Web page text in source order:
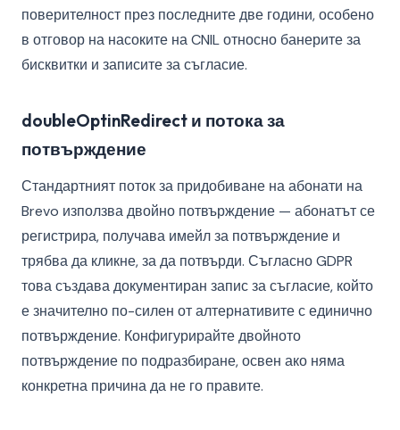
поверителност през последните две години, особено
в отговор на насоките на CNIL относно банерите за
бисквитки и записите за съгласие.
doubleOptinRedirect и потока за
потвърждение
Стандартният поток за придобиване на абонати на
Brevo използва двойно потвърждение — абонатът се
регистрира, получава имейл за потвърждение и
трябва да кликне, за да потвърди. Съгласно GDPR
това създава документиран запис за съгласие, който
е значително по-силен от алтернативите с единично
потвърждение. Конфигурирайте двойното
потвърждение по подразбиране, освен ако няма
конкретна причина да не го правите.